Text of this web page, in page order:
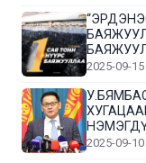
2025-09-15
2025-09-10